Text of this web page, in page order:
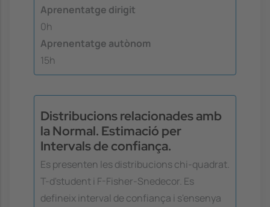
Aprenentatge dirigit
0h
Aprenentatge autònom
15h
Distribucions relacionades amb
la Normal. Estimació per
Intervals de confiança.
Es presenten les distribucions chi-quadrat.
T-d'student i F-Fisher-Snedecor. Es
defineix interval de confiança i s'ensenya